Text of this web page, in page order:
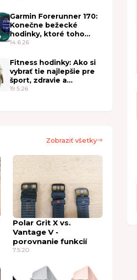
Garmin Forerunner 170:
Konečne bežecké
hodinky, ktoré toho
vedia toľko, koľko
14.6.26
Fitness hodinky: Ako si
vybrať tie najlepšie pre
šport, zdravie a
každodenné nosenie
19.5.26
Zobraziť všetky
Polar Grit X vs.
Vantage V -
porovnanie funkcií
7.5.20